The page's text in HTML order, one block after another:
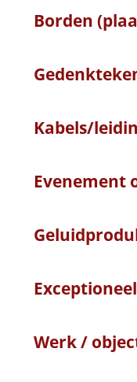
Borden
Kabels/
Evenement
Werk /